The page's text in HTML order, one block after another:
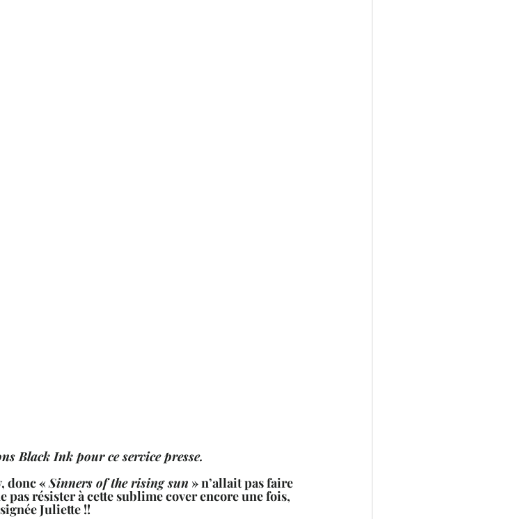
Black Ink pour ce service presse.
donc « Sinners of the rising sun » n’allait pas faire
pas résister à cette sublime cover encore une fois,
signée Juliette !!